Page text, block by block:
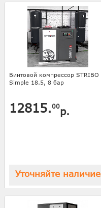
Винтовой компрессор STRIBO
Simple 18.5, 8 бар
12815.00р.
Уточняйте наличие